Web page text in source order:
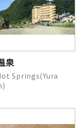
泉
Springs(Yura